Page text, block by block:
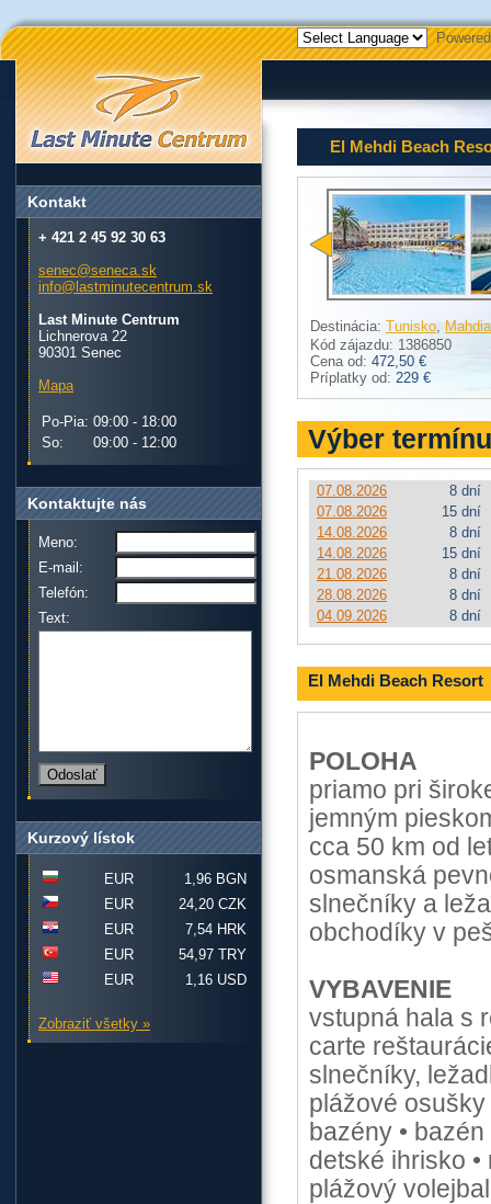
El Mehdi Beach
Destinácia: Tunisko, Mahdia
Kód zájazdu: 1386850
Cena od: 472,50 €
Príplatky od: 229 €
Výber termínu
07.08.2026
8 dní
07.08.2026
15 dní
14.08.2026
8 dní
14.08.2026
15 dní
21.08.2026
8 dní
28.08.2026
8 dní
04.09.2026
8 dní
El Mehdi Beach Resort
POLOHA
priamo pri
jemným
cca 50 km od
osmanská
slnečníky a
obchodíky v
VYBAVENIE
vstupná hala s
carte
slnečníky,
plážové osušky
bazény •
detské ihrisko •
plážový
Kontakt
+ 421 2 45 92 30 63
senec@seneca.sk
info@lastminutecentrum.sk
Last Minute Centrum
Lichnerova 22
90301 Senec
Mapa
Po-Pia: 09:00 - 18:00
So:
09:00 - 12:00
Kontaktujte nás
Meno:
E-mail:
Telefón:
Text:
Kurzový lístok
EUR
1,96 BGN
EUR
24,20 CZK
EUR
7,54 HRK
EUR
54,97 TRY
EUR
1,16 USD
Zobraziť všetky »